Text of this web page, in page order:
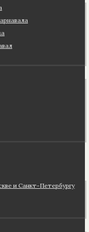
и Санкт-Петербургу